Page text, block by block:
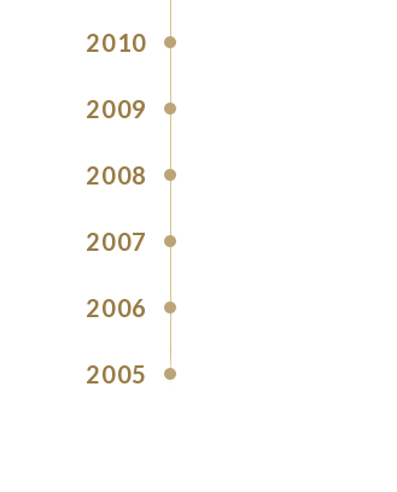
2010
2009
2008
2007
2006
2005